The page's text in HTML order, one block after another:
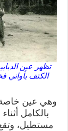
تظهر عين
الكتف بأواني فخارية
وهي عين خاصة
بالكامل
مستطيل،